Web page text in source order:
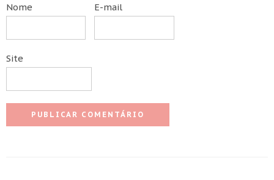
Nome E-mail
Site